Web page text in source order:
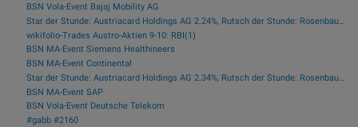
BSN Vola-Event Bajaj Mobility AG
Star der Stunde: Austriacard Holdings AG 2.24%, Rutsch der Stunde: Rosenbauer -5.39%
wikifolio-Trades Austro-Aktien 9-10: RBI(1)
BSN MA-Event Siemens Healthineers
BSN MA-Event Continental
Star der Stunde: Austriacard Holdings AG 2.34%, Rutsch der Stunde: Rosenbauer -1.95%
BSN MA-Event SAP
BSN Vola-Event Deutsche Telekom
#gabb #2160